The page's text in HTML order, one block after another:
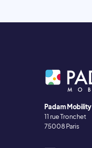
Padam Mobility
11 rue Tronchet
75008 Paris